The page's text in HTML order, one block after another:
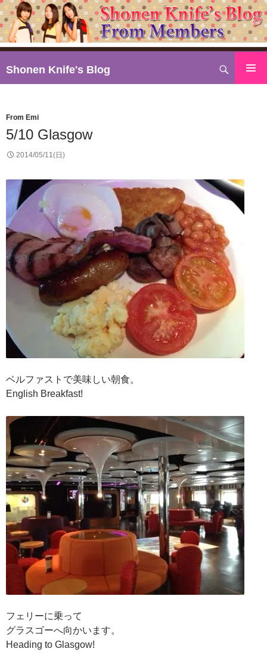
Shonen Knife's Blog
索
ン
ツ
へ
キ
From Emi
5/10 Glasgow
2014/05/11(日)
ベルファストで美味しい朝食。
English Breakfast!
フェリーに乗って
グラスゴーへ向かいます。
Heading to Glasgow!